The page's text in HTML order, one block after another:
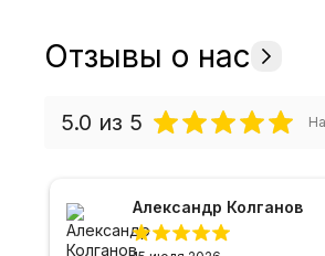
Отзывы о нас
5.0 из 5
Александр Колганов